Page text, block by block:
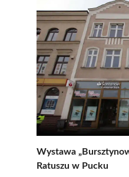
Wystawa
Ratuszu w Pucku